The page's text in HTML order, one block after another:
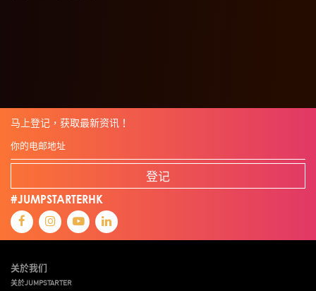
马上登记，获取最新资讯！
登记
#JUMPSTARTERHK
关於我们
关於JUMPSTARTER